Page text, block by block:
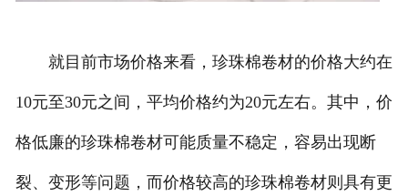
就目前市场价格来看，珍珠棉卷材的价格大约在
10元至30元之间，平均价格约为20元左右。其中，价
格低廉的珍珠棉卷材可能质量不稳定，容易出现断
裂、变形等问题，而价格较高的珍珠棉卷材则具有更